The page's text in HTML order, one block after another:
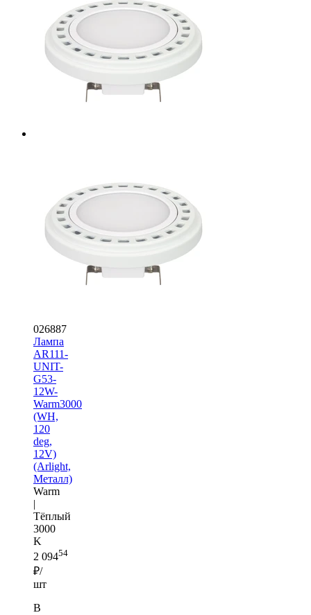
026887
Лампа
AR111-
UNIT-
G53-
12W-
Warm3000
(WH,
120
deg,
12V)
(Arlight,
Металл)
Warm
|
Тёплый
3000
K
2 09454
₽/
шт
В